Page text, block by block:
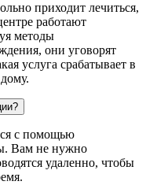
приходит лечиться,
работают
методы
они уговорят
услуга срабатывает в
с помощью
Вам не нужно
удаленно, чтобы